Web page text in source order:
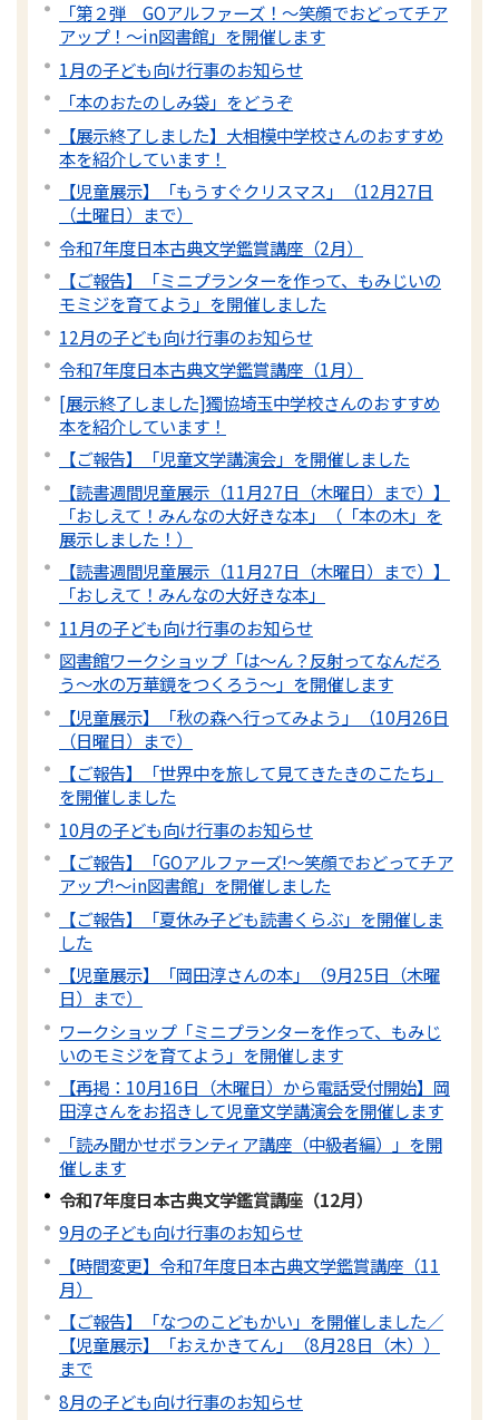
「第２弾 GOアルファーズ！～笑顔でおどってチア
アップ！～in図書館」を開催します
1月の子ども向け行事のお知らせ
「本のおたのしみ袋」をどうぞ
【展示終了しました】大相模中学校さんのおすすめ
本を紹介しています！
【児童展示】「もうすぐクリスマス」（12月27日
（土曜日）まで）
令和7年度日本古典文学鑑賞講座（2月）
【ご報告】「ミニプランターを作って、もみじいの
モミジを育てよう」を開催しました
12月の子ども向け行事のお知らせ
令和7年度日本古典文学鑑賞講座（1月）
[展示終了しました]獨協埼玉中学校さんのおすすめ
本を紹介しています！
【ご報告】「児童文学講演会」を開催しました
【読書週間児童展示（11月27日（木曜日）まで）】
「おしえて！みんなの大好きな本」（「本の木」を
展示しました！）
【読書週間児童展示（11月27日（木曜日）まで）】
「おしえて！みんなの大好きな本」
11月の子ども向け行事のお知らせ
図書館ワークショップ「は～ん？反射ってなんだろ
う～水の万華鏡をつくろう～」を開催します
【児童展示】「秋の森へ行ってみよう」（10月26日
（日曜日）まで）
【ご報告】「世界中を旅して見てきたきのこたち」
を開催しました
10月の子ども向け行事のお知らせ
【ご報告】「GOアルファーズ!～笑顔でおどってチア
アップ!～in図書館」を開催しました
【ご報告】「夏休み子ども読書くらぶ」を開催しま
した
【児童展示】「岡田淳さんの本」（9月25日（木曜
日）まで）
ワークショップ「ミニプランターを作って、もみじ
いのモミジを育てよう」を開催します
【再掲：10月16日（木曜日）から電話受付開始】岡
田淳さんをお招きして児童文学講演会を開催します
「読み聞かせボランティア講座（中級者編）」を開
催します
令和7年度日本古典文学鑑賞講座（12月）
9月の子ども向け行事のお知らせ
【時間変更】令和7年度日本古典文学鑑賞講座（11
月）
【ご報告】「なつのこどもかい」を開催しました／
【児童展示】「おえかきてん」（8月28日（木））
まで
8月の子ども向け行事のお知らせ